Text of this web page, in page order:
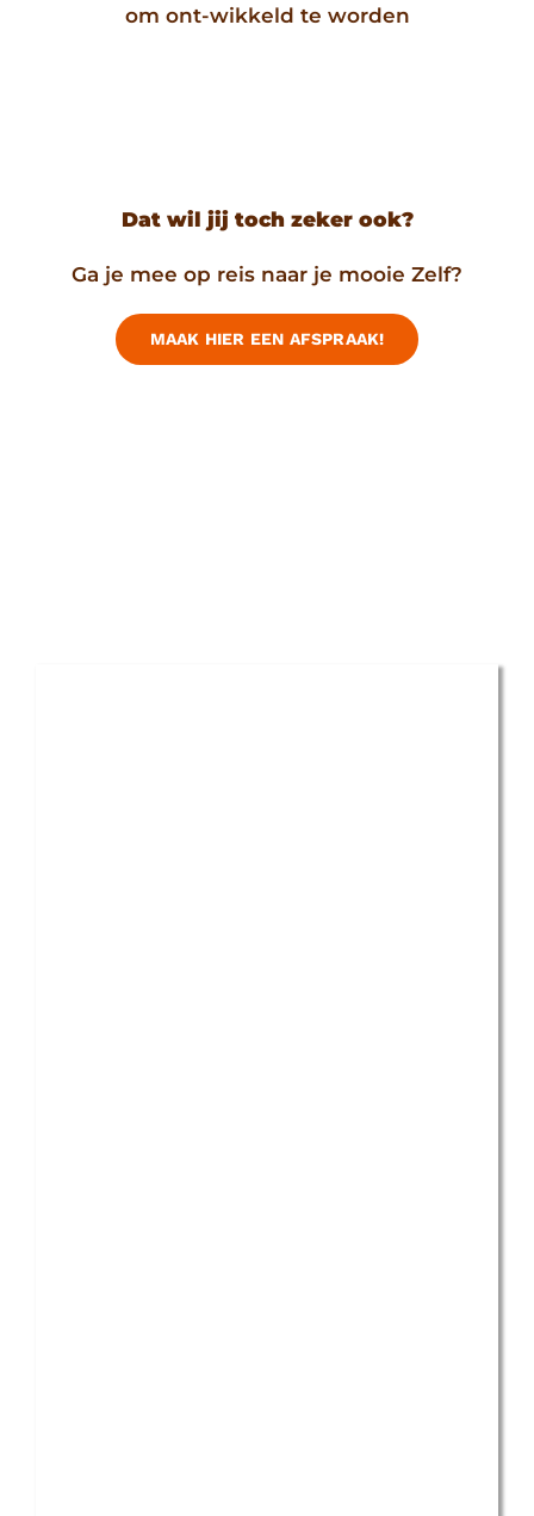
om ont-wikkeld te worden
Dat wil jij toch zeker ook?
Ga je mee op reis naar je mooie Zelf?
MAAK HIER EEN AFSPRAAK!